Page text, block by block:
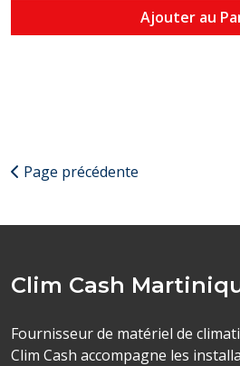
Ajouter au
Page précédente
Clim Cash
Fournisseur de matériel de
Clim Cash accompagne les